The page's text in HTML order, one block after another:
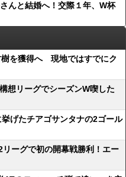
んと結婚へ！交際１年、W杯
を獲得へ 現地ではすでにク
想リーグでシーズンW喫した
げたチアゴサンタナの2ゴール
リーグで初の開幕戦勝利！エー